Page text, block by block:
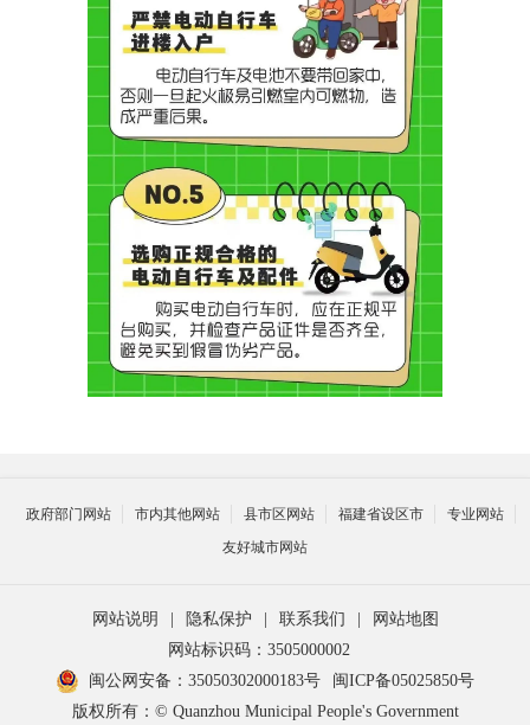
政府部门网站 市内其他网站 县市区网站 福建省设区市
专业网站
友好城市网站
网站说明 | 隐私保护 | 联系我们 |
网站地图
网站标识码：3505000002
闽公网安备：35050302000183号
闽ICP备05025850号
版权所有：© Quanzhou Municipal People's Government